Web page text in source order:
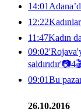
14:01
12:22
11:47Kadın
09:02
saldırıdır'📷4
09:01Bu
26.10.2016